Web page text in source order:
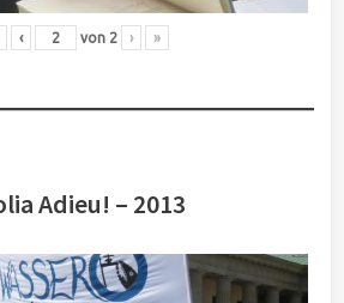
‹ von 2 › »
Adieu! – 2013